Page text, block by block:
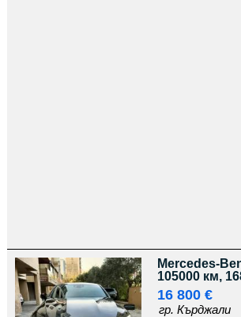
Mercedes-
105000 км,
16 800 €
гр. Кърджали